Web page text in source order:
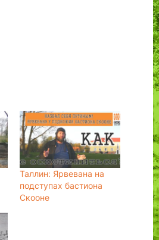
Таллин: Ярвевана на
подступах бастиона
Скооне